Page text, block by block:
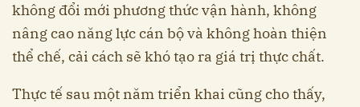
không đổi mới phương thức vận hành, không
nâng cao năng lực cán bộ và không hoàn thiện
thể chế, cải cách sẽ khó tạo ra giá trị thực chất.
Thực tế sau một năm triển khai cũng cho thấy,